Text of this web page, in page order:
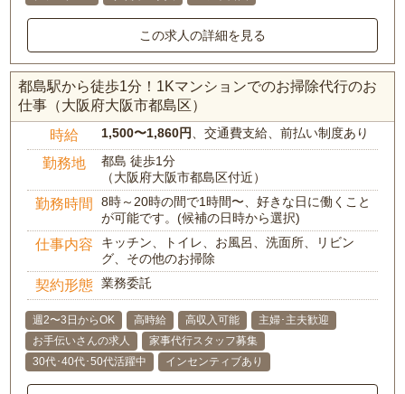
この求人の詳細を見る
都島駅から徒歩1分！1Kマンションでのお掃除代行のお
仕事（大阪府大阪市都島区）
時給 1,500〜1,860円、交通費支給、前払い制度あり
勤務地
都島 徒歩1分
（大阪府大阪市都島区付近）
勤務時間
8時～20時の間で1時間〜、好きな日に働くこと
が可能です。(候補の日時から選択)
仕事内容
キッチン、トイレ、お風呂、洗面所、リビン
グ、その他のお掃除
契約形態 業務委託
週2〜3日からOK 高時給 高収入可能
主婦･主夫歓迎
お手伝いさんの求人
家事代行スタッフ募集
30代･40代･50代活躍中
インセンティブあり